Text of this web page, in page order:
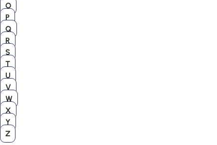
O
P
Q
R
S
T
U
V
W
X
Y
Z